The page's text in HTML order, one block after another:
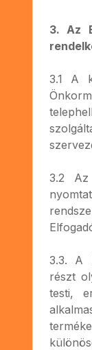
3. Az
3.1 A
3.2 Az
3.3. A
részt
testi,